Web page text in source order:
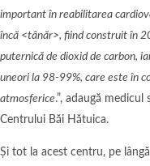
important în reabilitarea
încă <tânăr>, fiind construit în
puternică de dioxid de carbon,
uneori la 98-99%, care este în
atmosferice.”, adaugă medicul
Centrului Băi Hătuica.
Și tot la acest centru, pe